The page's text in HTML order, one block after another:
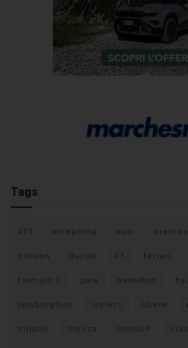
Tags
#F1 anteprima audi brembo
citroen ducati F1 ferrari
formula E gara hamilton
lamborghini leclerc libere
milano monza motoGP